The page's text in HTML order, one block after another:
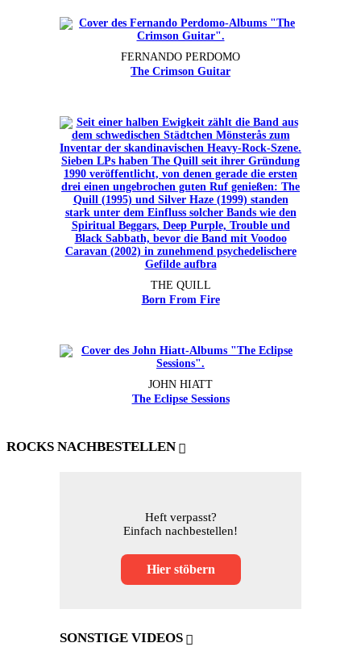
FERNANDO PERDOMO
The Crimson Guitar
THE QUILL
Born From Fire
JOHN HIATT
The Eclipse Sessions
ROCKS NACHBESTELLEN
Heft verpasst?
Einfach nachbestellen!
Hier stöbern
SONSTIGE VIDEOS